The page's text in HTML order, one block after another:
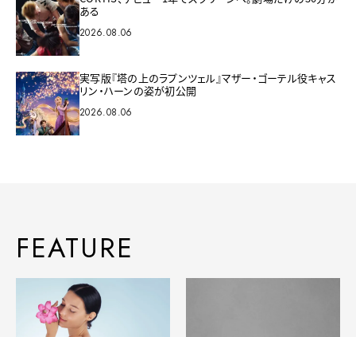
ある
2026.08.06
実写版『塔の上のラプンツェル』マザー・ゴーテル役キャス
リン・ハーンの姿が初公開
2026.08.06
FEATURE